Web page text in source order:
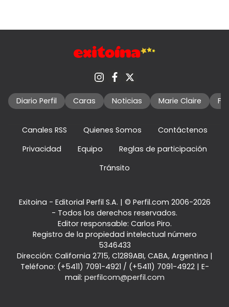
Diario Perfil Caras Noticias Marie Claire
Canales RSS Quienes Somos
Contáctenos
Privacidad
Equipo
Reglas de participación
Tránsito
Exitoina - Editorial Perfil S.A. | © Perfil.com 2006-2026
- Todos los derechos reservados.
Editor responsable: Carlos Piro.
Registro de la propiedad intelectual número
5346433
Dirección: California 2715, C1289ABI, CABA, Argentina |
Teléfono: (+5411) 7091-4921 / (+5411) 7091-4922| E-
mail: perfilcom@perfil.com